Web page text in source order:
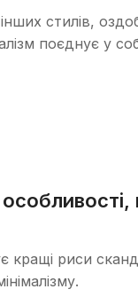
стилів,
поєднує у
кращі риси